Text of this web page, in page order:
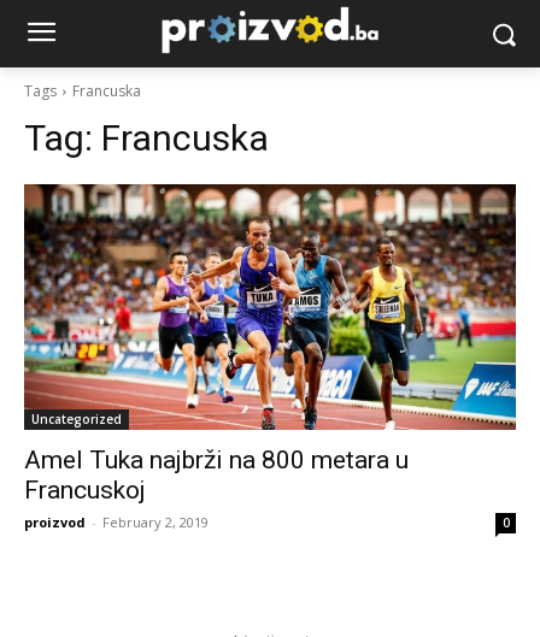
Tags Francuska
Tag: Francuska
Uncategorized
Amel Tuka najbrži na 800 metara u
Francuskoj
proizvod - February 2, 2019 0